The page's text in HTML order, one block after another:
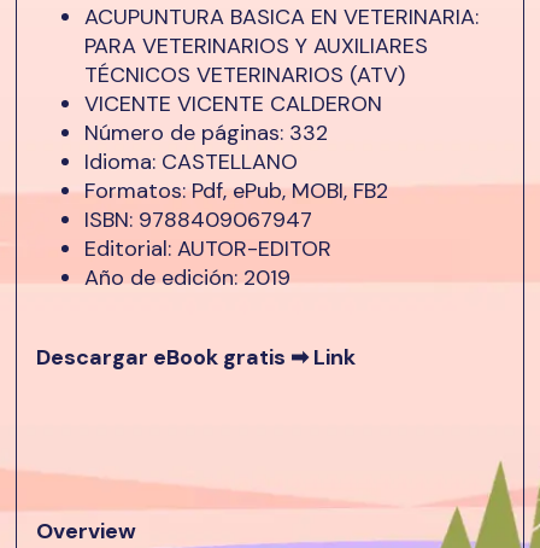
ACUPUNTURA BASICA EN VETERINARIA:
PARA VETERINARIOS Y AUXILIARES
TÉCNICOS VETERINARIOS (ATV)
VICENTE VICENTE CALDERON
Número de páginas: 332
Idioma: CASTELLANO
Formatos: Pdf, ePub, MOBI, FB2
ISBN: 9788409067947
Editorial: AUTOR-EDITOR
Año de edición: 2019
Descargar eBook gratis ➡Link
Overview